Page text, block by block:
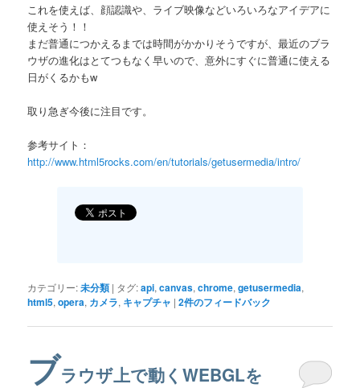
これを使えば、顔認識や、ライブ映像などいろいろなアイデアに
使えそう！！
まだ普通につかえるまでは時間がかかりそうですが、最近のブラ
ウザの進化はとてつもなく早いので、意外にすぐに普通に使える
日がくるかもw
取り急ぎ今後に注目です。
参考サイト：
http://www.html5rocks.com/en/tutorials/getusermedia/intro/
カテゴリー:未分類 | タグ:api,canvas,chrome,getusermedia,
html5,opera, カメラ, キャプチャ |2件のフィードバック
ブラウザ上で動くWEBGLを